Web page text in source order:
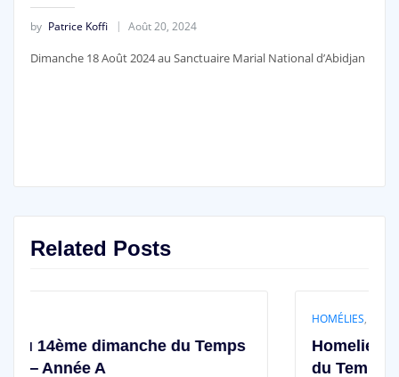
by Patrice Koffi Août 20, 2024
Dimanche 18 Août 2024 au Sanctuaire Marial National d’Abidjan
Related Posts
du Temps
Homelie du Dimanche 12ème
du Temps ordinaire – Année A